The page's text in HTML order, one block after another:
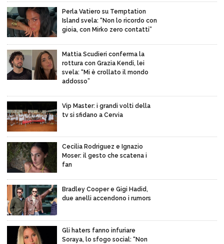
Perla Vatiero su Temptation
Island svela: “Non lo ricordo con
gioia, con Mirko zero contatti”
Mattia Scudieri conferma la
rottura con Grazia Kendi, lei
svela: “Mi è crollato il mondo
addosso”
Vip Master: i grandi volti della
tv si sfidano a Cervia
Cecilia Rodriguez e Ignazio
Moser: il gesto che scatena i
fan
Bradley Cooper e Gigi Hadid,
due anelli accendono i rumors
Gli haters fanno infuriare
Soraya, lo sfogo social: “Non